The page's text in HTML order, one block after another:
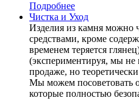
Подробнее
Чистка и Уход
Изделия из камня
средствами, кроме
временем теряется
(экспериментируя, мы
продаже, но
Мы можем посоветовать
которые полностью